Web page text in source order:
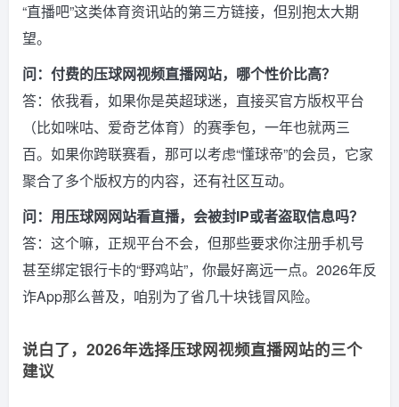
“直播吧”这类体育资讯站的第三方链接，但别抱太大期
望。
问：付费的压球网视频直播网站，哪个性价比高？
答：依我看，如果你是英超球迷，直接买官方版权平台
（比如咪咕、爱奇艺体育）的赛季包，一年也就两三
百。如果你跨联赛看，那可以考虑“懂球帝”的会员，它家
聚合了多个版权方的内容，还有社区互动。
问：用压球网网站看直播，会被封IP或者盗取信息吗？
答：这个嘛，正规平台不会，但那些要求你注册手机号
甚至绑定银行卡的“野鸡站”，你最好离远一点。2026年反
诈App那么普及，咱别为了省几十块钱冒风险。
说白了，2026年选择压球网视频直播网站的三个
建议